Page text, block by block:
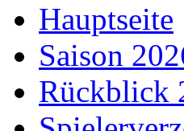
Hauptseite
Saison
Rückblick